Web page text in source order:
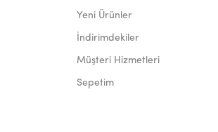
Yeni Ürünler
İndirimdekiler
Müşteri Hizmetleri
Sepetim